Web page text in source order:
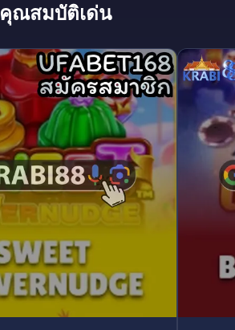
คุณสมบัติเด่น